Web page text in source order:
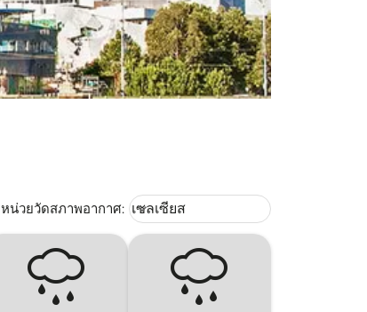
หน่วยวัดสภาพอากาศ: Weather unit option เซลเซียส
เซลเซียส
keyboard_arrow_down